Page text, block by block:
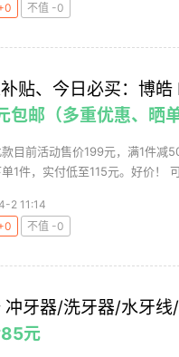
不值 -0
贴、今日必买：博
包邮（多重优惠、晒
款目前活动售价199元，满1件减
1件，实付低至115元。好价！
2 11:14
不值 -0
冲牙器/洗牙器/水牙线
元